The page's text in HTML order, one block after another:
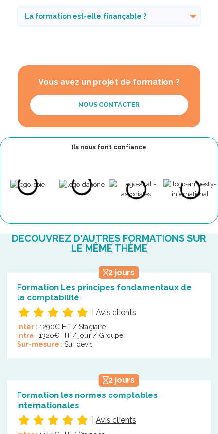
La formation est-elle finançable ?
Vous avez un projet de formation ?
NOUS CONTACTER
Ils nous font confiance
DÉCOUVREZ D'AUTRES FORMATIONS SUR
LE MÊME THÈME
2 jours
Formation Les principes fondamentaux de
la comptabilité
Avis clients
Inter : 1290€ HT / Stagiaire
Intra : 1320€ HT / jour / Groupe
Sur-mesure : Sur devis
2 jours
Formation les normes comptables
internationales
Avis clients